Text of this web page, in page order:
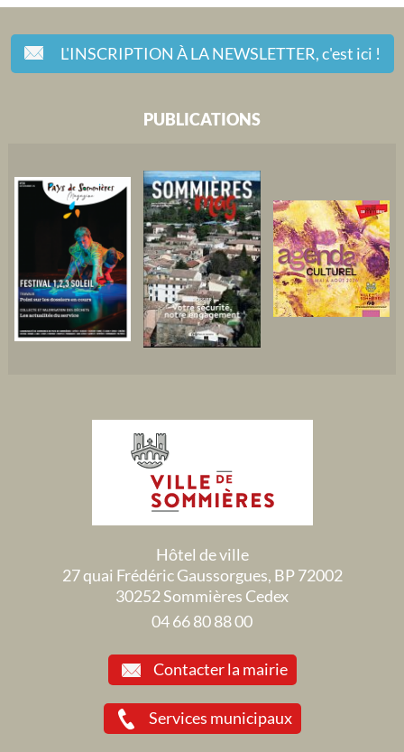
L'INSCRIPTION À LA NEWSLETTER,c'est ici !
PUBLICATIONS
Hôtel de ville
27 quai Frédéric Gaussorgues, BP 72002
30252 Sommières Cedex
04 66 80 88 00
Contacter la mairie
Services municipaux